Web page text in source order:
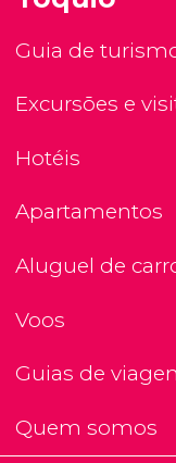
Guia de
Excursões e
Hotéis
Apartamentos
Aluguel de
Voos
Guias de
Quem somos